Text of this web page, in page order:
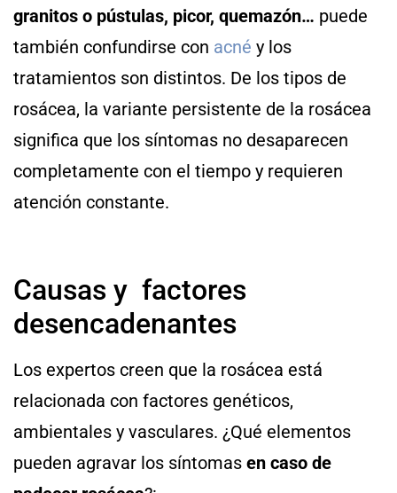
granitos o pústulas, picor, quemazón… puede
también confundirse con acné y los
tratamientos son distintos. De los tipos de
rosácea, la variante persistente de la rosácea
significa que los síntomas no desaparecen
completamente con el tiempo y requieren
atención constante.
Causas y factores
desencadenantes
Los expertos creen que la rosácea está
relacionada con factores genéticos,
ambientales y vasculares. ¿Qué elementos
pueden agravar los síntomas en caso de